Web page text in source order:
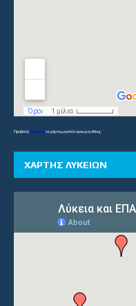
ΠροβολήΓυμνάσιασε χάρτη μεγαλύτερου μεγέθους
ΧΑΡΤΗΣ ΛΥΚΕΙΩΝ